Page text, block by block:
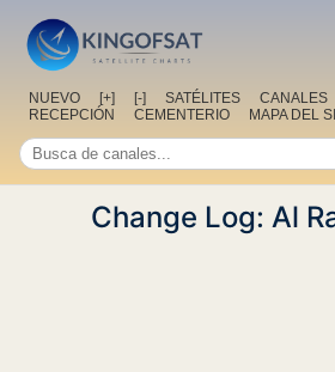
NUEVO [+] [-] SATÉLITES CANALES
RECEPCIÓN
CEMENTERIO MAPA DEL
Change Log: Al